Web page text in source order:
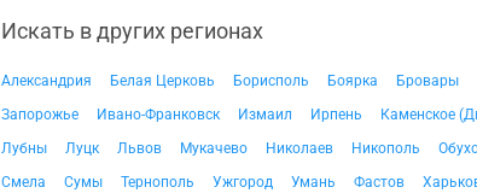
Искать в других регионах
Александрия Белая Церковь Борисполь Боярка Бровары
Запорожье
Ивано-Франковск Измаил Ирпень Каменское
Лубны
Луцк Львов Мукачево Николаев Никополь
Смела
Сумы Тернополь Ужгород Умань Фастов